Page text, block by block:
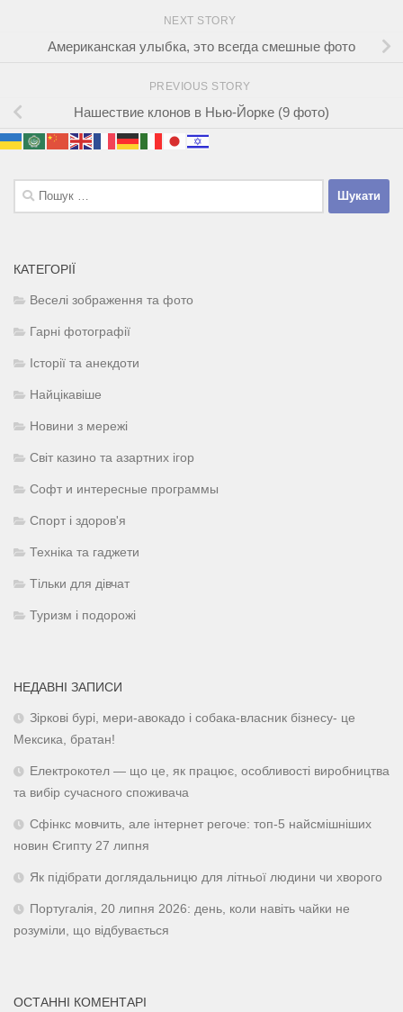
NEXT STORY
Американская улыбка, это всегда смешные фото
PREVIOUS STORY
Нашествие клонов в Нью-Йорке (9 фото)
Пошук:
КАТЕГОРІЇ
Веселі зображення та фото
Гарні фотографії
Історії та анекдоти
Найцікавіше
Новини з мережі
Світ казино та азартних ігор
Софт и интересные программы
Спорт і здоров'я
Техніка та гаджети
Тільки для дівчат
Туризм і подорожі
НЕДАВНІ ЗАПИСИ
Зіркові бурі, мери-авокадо і собака-власник бізнесу- це
Мексика, братан!
Електрокотел — що це, як працює, особливості виробництва
та вибір сучасного споживача
Сфінкс мовчить, але інтернет регоче: топ-5 найсмішніших
новин Єгипту 27 липня
Як підібрати доглядальницю для літньої людини чи хворого
Португалія, 20 липня 2026: день, коли навіть чайки не
розуміли, що відбувається
ОСТАННІ КОМЕНТАРІ